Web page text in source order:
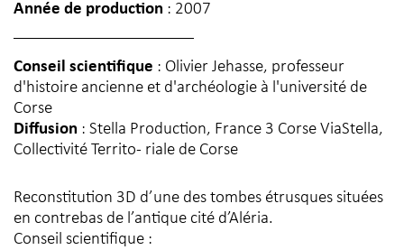
Année de production : 2007
Conseil scientifique : Olivier Jehasse, professeur
d'histoire ancienne et d'archéologie à l'université de
Corse
Diffusion : Stella Production, France 3 Corse ViaStella,
Collectivité Territo- riale de Corse
Reconstitution 3D d’une des tombes étrusques situées
en contrebas de l’antique cité d’Aléria.
Conseil scientifique :